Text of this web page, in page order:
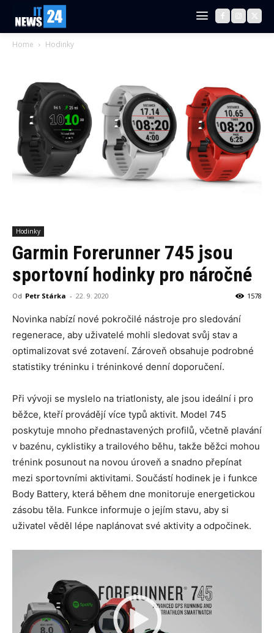
Home Hodinky
Hodinky
Garmin Forerunner 745 jsou
sportovní hodinky pro náročné
Od Petr Stárka - 22. 9. 2020 1578
Novinka nabízí nové pokročilé nástroje pro sledování
regenerace, aby uživatelé mohli sledovat svůj stav a
optimalizovat své zotavení. Zároveň obsahuje podrobné
statistiky tréninku i tréninkové denní doporučení.
Při vývoji se myslelo na triatlonisty, ale jsou ideální i pro
běžce, kteří provádějí více typů aktivit. Model 745
poskytuje mnoho přednastavených profilů, včetně plavání
v bazénu, cyklistiky a trailového běhu, takže běžci mohou
trénink posunout na novou úroveň a snadno přepínat
mezi sportovními aktivitami. Součástí hodinek je i funkce
Body Battery, která během dne monitoruje energetickou
zásobu těla. Funkce informuje o jejím stavu, aby si
uživatel věděl lépe naplánovat své aktivity a odpočinek.